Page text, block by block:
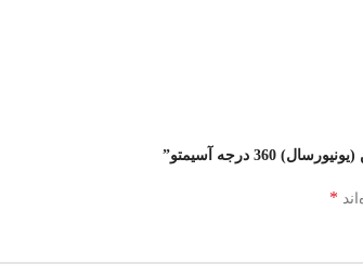
درجه آسیمتو”
*